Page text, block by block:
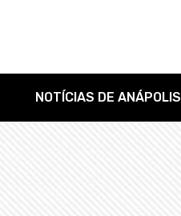
NOTÍCIAS DE ANÁPOLIS